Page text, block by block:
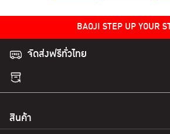
BAOJI STEP UP YOUR
จัดส่งฟรีทั่วไทย
สินค้า